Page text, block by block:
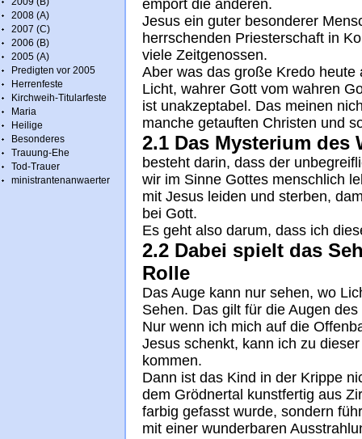
2008 (A)
2007 (C)
2006 (B)
2005 (A)
Predigten vor 2005
Herrenfeste
Kirchweih-Titularfeste
Maria
Heilige
Besonderes
Trauung-Ehe
Tod-Trauer
ministrantenanwaerter
empört die anderen.
Jesus ein guter besonderer
herrschenden Priesterschaft in
viele Zeitgenossen.
Aber was das große Kredo heute
Licht, wahrer Gott vom wahren
ist unakzeptabel. Das meinen
manche getauften Christen und
2.1 Das Mysterium des
besteht darin, dass der
wir im Sinne Gottes menschlich
mit Jesus leiden und sterben,
bei Gott.
Es geht also darum, dass ich
2.2 Dabei spielt das
Rolle
Das Auge kann nur sehen, wo
Sehen. Das gilt für die Augen
Nur wenn ich mich auf die
Jesus schenkt, kann ich zu
kommen.
Dann ist das Kind in der Krippe
dem Grödnertal kunstfertig aus
farbig gefasst wurde, sondern
mit einer wunderbaren